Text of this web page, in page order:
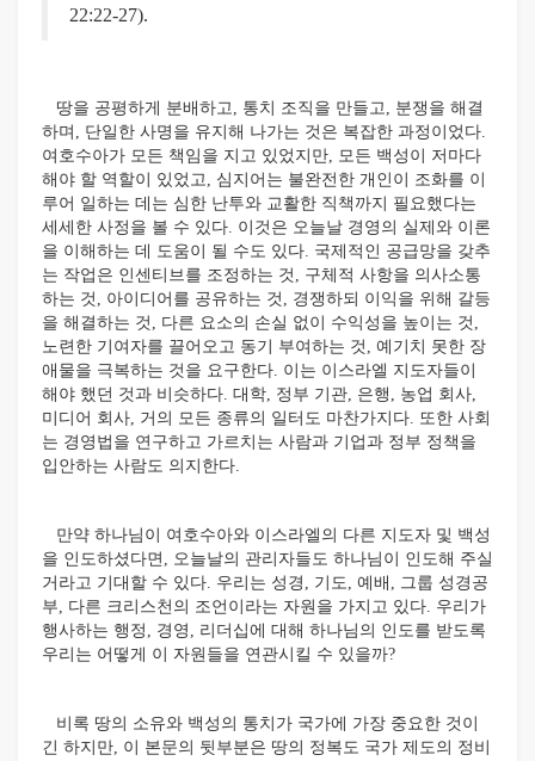
22:22-27).
땅을 공평하게 분배하고, 통치 조직을 만들고, 분쟁을 해결
하며, 단일한 사명을 유지해 나가는 것은 복잡한 과정이었다.
여호수아가 모든 책임을 지고 있었지만, 모든 백성이 저마다
해야 할 역할이 있었고, 심지어는 불완전한 개인이 조화를 이
루어 일하는 데는 심한 난투와 교활한 직책까지 필요했다는
세세한 사정을 볼 수 있다. 이것은 오늘날 경영의 실제와 이론
을 이해하는 데 도움이 될 수도 있다. 국제적인 공급망을 갖추
는 작업은 인센티브를 조정하는 것, 구체적 사항을 의사소통
하는 것, 아이디어를 공유하는 것, 경쟁하되 이익을 위해 갈등
을 해결하는 것, 다른 요소의 손실 없이 수익성을 높이는 것,
노련한 기여자를 끌어오고 동기 부여하는 것, 예기치 못한 장
애물을 극복하는 것을 요구한다. 이는 이스라엘 지도자들이
해야 했던 것과 비슷하다. 대학, 정부 기관, 은행, 농업 회사,
미디어 회사, 거의 모든 종류의 일터도 마찬가지다. 또한 사회
는 경영법을 연구하고 가르치는 사람과 기업과 정부 정책을
입안하는 사람도 의지한다.
만약 하나님이 여호수아와 이스라엘의 다른 지도자 및 백성
을 인도하셨다면, 오늘날의 관리자들도 하나님이 인도해 주실
거라고 기대할 수 있다. 우리는 성경, 기도, 예배, 그룹 성경공
부, 다른 크리스천의 조언이라는 자원을 가지고 있다. 우리가
행사하는 행정, 경영, 리더십에 대해 하나님의 인도를 받도록
우리는 어떻게 이 자원들을 연관시킬 수 있을까?
비록 땅의 소유와 백성의 통치가 국가에 가장 중요한 것이
긴 하지만, 이 본문의 뒷부분은 땅의 정복도 국가 제도의 정비